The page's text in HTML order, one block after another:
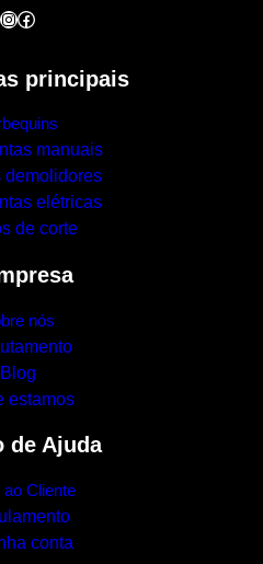
InstagramFacebook
principais
manuais
demolidores
elétricas
de corte
nós
Blog
estamos
de Ajuda
ao Cliente
conta